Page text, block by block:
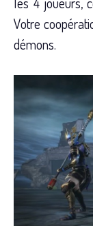
Votre
démons.